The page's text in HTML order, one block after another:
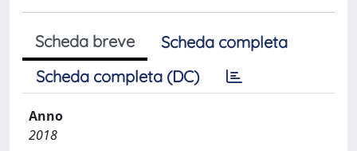
Scheda breve
Scheda completa
Scheda completa (DC)
Anno
2018